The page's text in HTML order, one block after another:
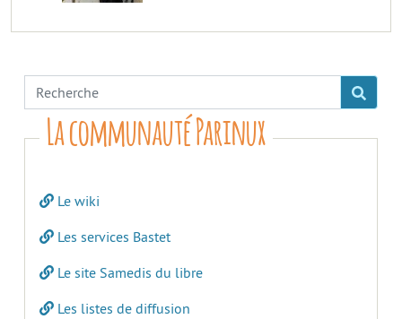
La communauté Parinux
Le wiki
Les services Bastet
Le site Samedis du libre
Les listes de diffusion